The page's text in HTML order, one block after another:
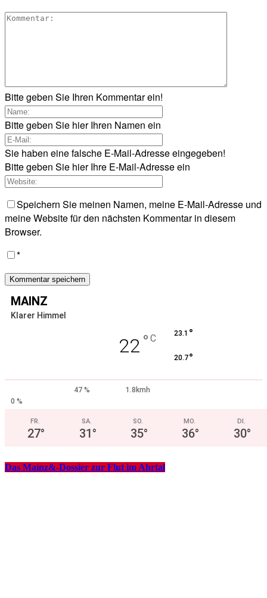
Bitte geben Sie Ihren Kommentar ein!
Bitte geben Sie hier Ihren Namen ein
Sie haben eine falsche E-Mail-Adresse eingegeben!
Bitte geben Sie hier Ihre E-Mail-Adresse ein
Speichern Sie meinen Namen, meine E-Mail-Adresse und
meine Website für den nächsten Kommentar in diesem
Browser.
*
MAINZ
Klarer Himmel
22 ° C 23.1 °
20.7°
47 %
1.8kmh
0 %
FR.
27°
SA.
31°
SO.
35°
MO.
36°
DI.
30°
Das Mainz&-Dossier zur Flut im Ahrtal